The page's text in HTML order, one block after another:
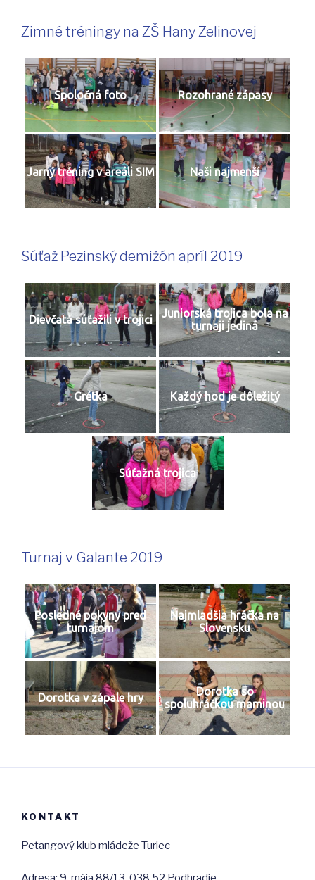
Zimné tréningy na ZŠ Hany Zelinovej
Spoločná foto Rozohrané zápasy
Jarný tréning v areáli SIM Naši najmenší
Súťaž Pezinský demižón apríl 2019
Dievčatá súťažili v trojici
Juniorská trojica bola na
turnaji jediná
Grétka Každý hod je dôležitý
Súťažná trojica
Turnaj v Galante 2019
Posledné pokyny pred
turnajom
Najmladšia hráčka na
Slovensku
Dorotka v zápale hry
Dorotka so
spoluhráčkou maminou
KONTAKT
Petangový klub mládeže Turiec